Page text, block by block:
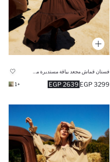
2639 EGP 3299 EGP
+1